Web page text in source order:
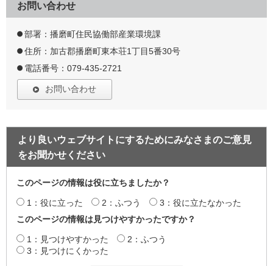
お問い合わせ
部署：播磨町住民協働部産業環境課
住所：加古郡播磨町東本荘1丁目5番30号
電話番号：079-435-2721
お問い合わせ
より良いウェブサイトにするためにみなさまのご意見
をお聞かせください
このページの情報は役に立ちましたか？
1：役に立った 2：ふつう
3：役に立たなかった
このページの情報は見つけやすかったですか？
1：見つけやすかった
2：ふつう
3：見つけにくかった